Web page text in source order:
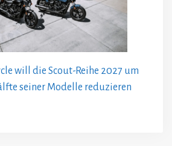
will die Scout-Reihe 2027 um
seiner Modelle reduzieren